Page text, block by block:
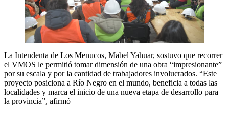
La Intendenta de Los Menucos, Mabel Yahuar, sostuvo que recorrer
el VMOS le permitió tomar dimensión de una obra “impresionante”
por su escala y por la cantidad de trabajadores involucrados. “Este
proyecto posiciona a Río Negro en el mundo, beneficia a todas las
localidades y marca el inicio de una nueva etapa de desarrollo para
la provincia”, afirmó